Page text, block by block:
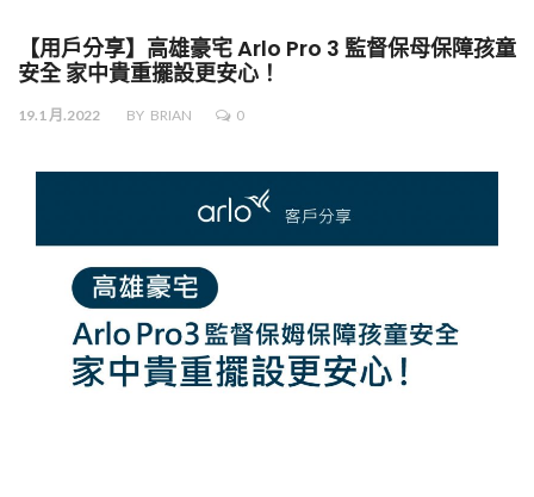
【用戶分享】高雄豪宅 Arlo Pro 3 監督保母保障孩童
安全 家中貴重擺設更安心！
19.1 月.2022 BY BRIAN 0